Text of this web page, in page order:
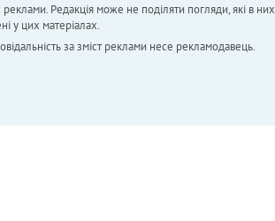
Редакція може не поділяти погляди, які в них
у цих матеріалах.
за зміст реклами несе рекламодавець.